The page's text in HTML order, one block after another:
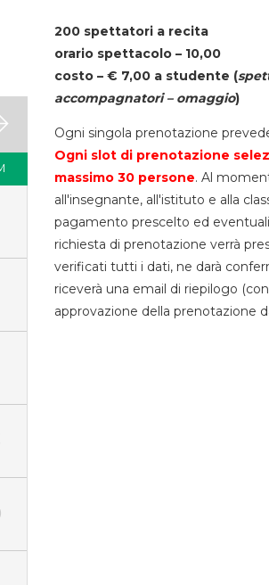
200 spettatori a recita
orario spettacolo – 10,00
costo – € 7,00 a studente (
accompagnatori – omaggio)
Ogni singola prenotazione
Ogni slot di prenotazione
massimo 30 persone. Al
all'insegnante, all'istituto e alla
pagamento prescelto ed
richiesta di prenotazione verrà
verificati tutti i dati, ne darà
riceverà una email di riepilogo
approvazione della prenotazione